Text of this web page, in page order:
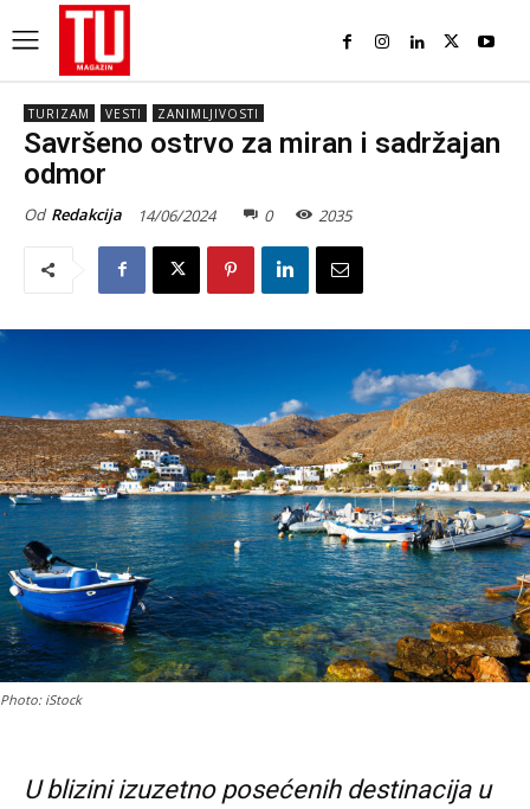
TURIZAM VESTI ZANIMLJIVOSTI
Savršeno ostrvo za miran i sadržajan
odmor
Od Redakcija 14/06/2024 0 2035
Photo: iStock
U blizini izuzetno posećenih destinacija u